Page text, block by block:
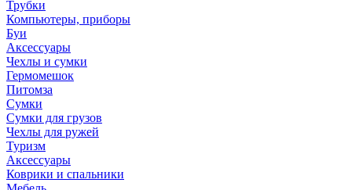
Трубки
Компьютеры, приборы
Буи
Аксессуары
Чехлы и сумки
Гермомешок
Питомза
Сумки
Сумки для грузов
Чехлы для ружей
Туризм
Аксессуары
Коврики и спальники